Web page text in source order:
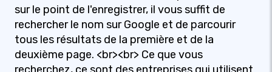
sur le point de l'enregistrer, il vous suffit de
rechercher le nom sur Google et de parcourir
tous les résultats de la première et de la
deuxième page. <br><br> Ce que vous